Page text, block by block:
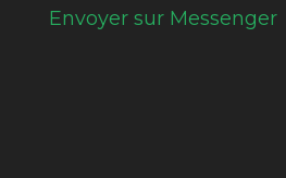
Envoyer sur Messenger